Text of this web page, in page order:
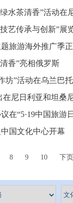
水茶清香”活动在
艺传承与创新”展
旅游海外推广季
香”亮相俄罗斯
”活动在乌兰巴
尼日利亚和坦桑
在“5·19中国旅游
国文化中心开幕
8 9 10 下页